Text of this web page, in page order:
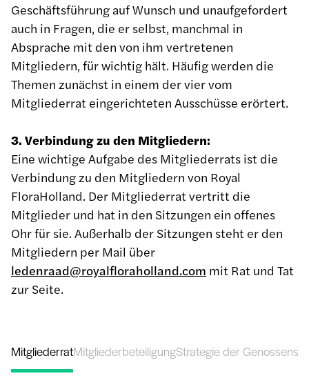
Geschäftsführung auf Wunsch und unaufgefordert
auch in Fragen, die er selbst, manchmal in
Absprache mit den von ihm vertretenen
Mitgliedern, für wichtig hält. Häufig werden die
Themen zunächst in einem der vier vom
Mitgliederrat eingerichteten Ausschüsse erörtert.
3. Verbindung zu den Mitgliedern:
Eine wichtige Aufgabe des Mitgliederrats ist die
Verbindung zu den Mitgliedern von Royal
FloraHolland. Der Mitgliederrat vertritt die
Mitglieder und hat in den Sitzungen ein offenes
Ohr für sie. Außerhalb der Sitzungen steht er den
Mitgliedern per Mail über
ledenraad@royalfloraholland.com mit Rat und Tat
zur Seite.
MitgliederratMitgliederbeteiligungStrategie der